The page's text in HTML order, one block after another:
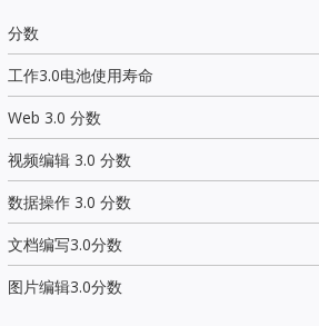
分数
工作3.0电池使用寿命
Web 3.0 分数
视频编辑 3.0 分数
数据操作 3.0 分数
文档编写3.0分数
图片编辑3.0分数